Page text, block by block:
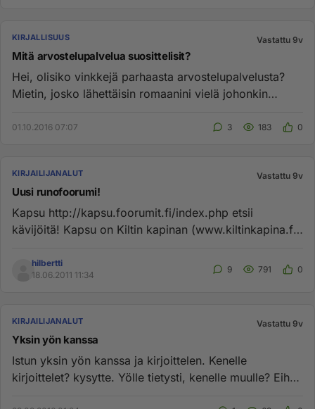
KIRJALLISUUS Vastattu 9v
Mitä arvostelupalvelua suosittelisit?
Hei, olisiko vinkkejä parhaasta arvostelupalvelusta?
Mietin, josko lähettäisin romaanini vielä johonkin
01.10.2016 07:07 3 183 0
KIRJAILIJANALUT Vastattu 9v
Uusi runofoorumi!
Kapsu http://kapsu.foorumit.fi/index.php etsii
kävijöitä! Kapsu on Kiltin kapinan (www.kiltinkapina.fi)
hilbertti
18.06.2011 11:34
9 791 0
KIRJAILIJANALUT Vastattu 9v
Yksin yön kanssa
Istun yksin yön kanssa ja kirjoittelen. Kenelle
kirjoittelet? kysytte. Yölle tietysti, kenelle muulle? Eihän